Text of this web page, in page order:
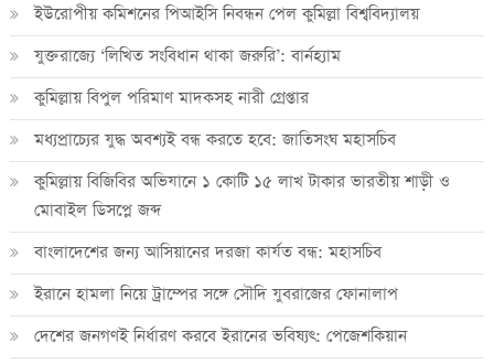
ইউরোপীয় কমিশনের পিআইসি নিবন্ধন পেল কুমিল্লা বিশ্ববিদ্যালয়
যুক্তরাজ্যে ‘লিখিত সংবিধান থাকা জরুরি’: বার্নহ্যাম
কুমিল্লায় বিপুল পরিমাণ মাদকসহ নারী গ্রেপ্তার
মধ্যপ্রাচ্যের যুদ্ধ অবশ্যই বন্ধ করতে হবে: জাতিসংঘ মহাসচিব
কুমিল্লায় বিজিবির অভিযানে ১ কোটি ১৫ লাখ টাকার ভারতীয় শাড়ী ও
মোবাইল ডিসপ্লে জব্দ
বাংলাদেশের জন্য আসিয়ানের দরজা কার্যত বন্ধ: মহাসচিব
ইরানে হামলা নিয়ে ট্রাম্পের সঙ্গে সৌদি যুবরাজের ফোনালাপ
দেশের জনগণই নির্ধারণ করবে ইরানের ভবিষ্যৎ: পেজেশকিয়ান